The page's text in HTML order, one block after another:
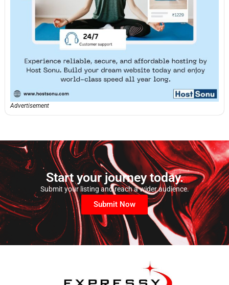
Advertisement
Start your journey today.
Submit your listing and reach a wider audience.
Submit Now